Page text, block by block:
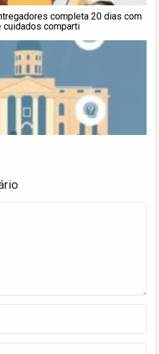
completa 20 dias com
cuidados comparti